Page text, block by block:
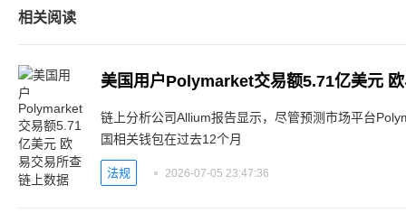
相关阅读
美国用户Polymarket交易额5.71亿美元
链上分析公司Allium报告显示，尽管预测市场平台
国相关钱包在过去12个月
法规 2026-07-05 23:47:36